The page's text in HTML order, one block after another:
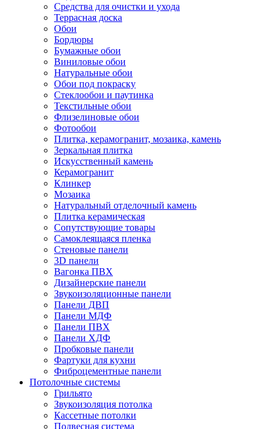
Средства для очистки и ухода
Террасная доска
Обои
Бордюры
Бумажные обои
Виниловые обои
Натуральные обои
Обои под покраску
Стеклообои и паутинка
Текстильные обои
Флизелиновые обои
Фотообои
Плитка, керамогранит, мозаика, камень
Зеркальная плитка
Искусственный камень
Керамогранит
Клинкер
Мозаика
Натуральный отделочный камень
Плитка керамическая
Сопутствующие товары
Самоклеящаяся пленка
Стеновые панели
3D панели
Вагонка ПВХ
Дизайнерские панели
Звукоизоляционные панели
Панели ДВП
Панели МДФ
Панели ПВХ
Панели ХДФ
Пробковые панели
Фартуки для кухни
Фиброцементные панели
Потолочные системы
Грильято
Звукоизоляция потолка
Кассетные потолки
Подвесная система